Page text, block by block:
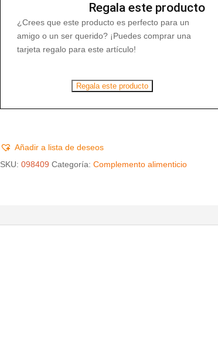
Regala este producto
¿Crees que este producto es perfecto para un
amigo o un ser querido? ¡Puedes comprar una
tarjeta regalo para este artículo!
Regala este producto
Añadir a lista de deseos
SKU:098409 Categoría:Complemento alimenticio